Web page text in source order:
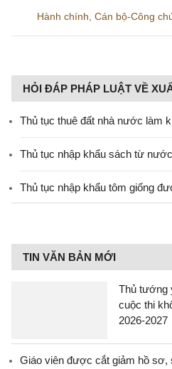
Hành chính Cán bộ-Công
HỎI ĐÁP PHÁP LUẬT VỀ
Thủ tục thuê đất nhà nước làm
Thủ tục nhập khẩu sách từ
Thủ tục nhập khẩu tôm giống
TIN VĂN BẢN MỚI
Thủ tướng
cuộc thi
2026-2027
Giáo viên được cắt giảm hồ sơ,